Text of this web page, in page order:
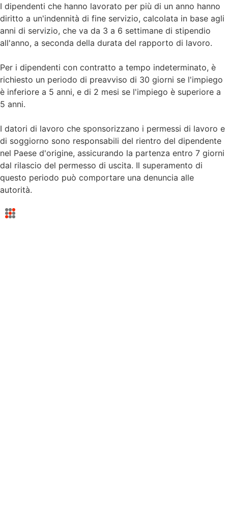
I dipendenti che hanno lavorato per più di un anno hanno
diritto a un'indennità di fine servizio, calcolata in base agli
anni di servizio, che va da 3 a 6 settimane di stipendio
all'anno, a seconda della durata del rapporto di lavoro.
Per i dipendenti con contratto a tempo indeterminato, è
richiesto un periodo di preavviso di 30 giorni se l'impiego
è inferiore a 5 anni, e di 2 mesi se l'impiego è superiore a
5 anni.
I datori di lavoro che sponsorizzano i permessi di lavoro e
di soggiorno sono responsabili del rientro del dipendente
nel Paese d'origine, assicurando la partenza entro 7 giorni
dal rilascio del permesso di uscita. Il superamento di
questo periodo può comportare una denuncia alle
autorità.